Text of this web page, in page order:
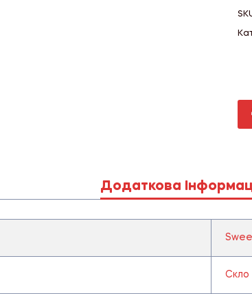
Додаткова
Скло